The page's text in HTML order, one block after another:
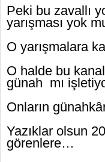
Peki bu zavallı
yarışması yok
O yarışmalara
O halde bu
günah mı
Onların
Yazıklar olsun
görenlere…